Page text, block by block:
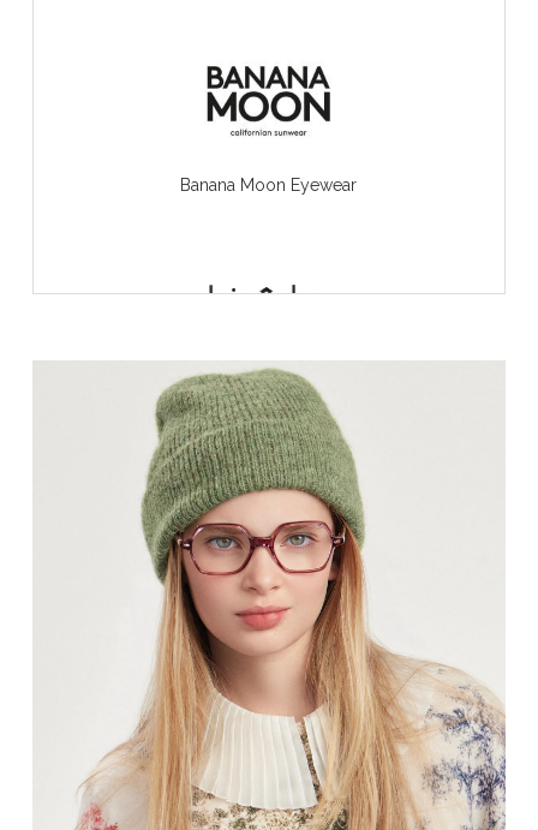
Banana Moon Eyewear
BINÔCHE
BOLON EYEWEAR
CARVEN Eyewear